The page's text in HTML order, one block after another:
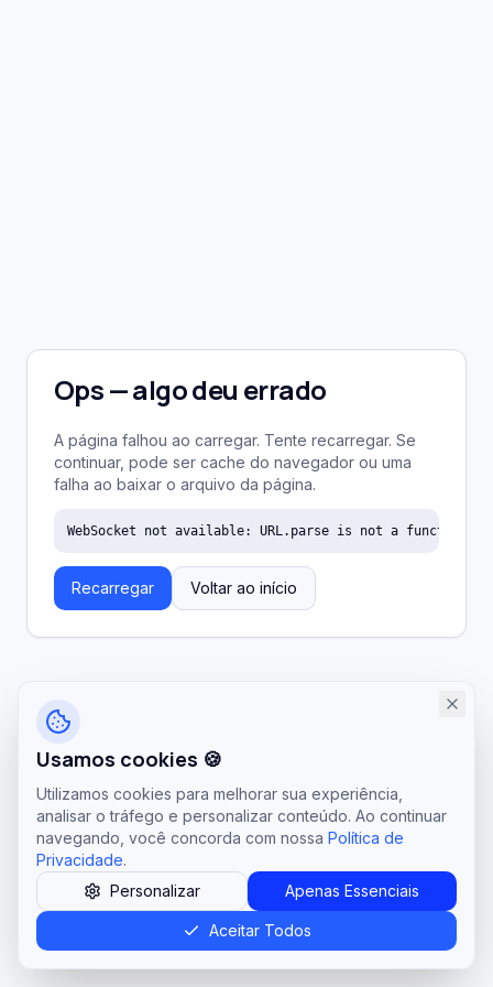
Ops — algo deu errado
A página falhou ao carregar. Tente recarregar. Se
continuar, pode ser cache do navegador ou uma
falha ao baixar o arquivo da página.
WebSocket not available: URL.parse is not a function
Recarregar Voltar ao início
Usamos cookies 🍪
Utilizamos cookies para melhorar sua experiência,
analisar o tráfego e personalizar conteúdo. Ao continuar
navegando, você concorda com nossa Política de
Privacidade.
Personalizar
Apenas Essenciais
Aceitar Todos